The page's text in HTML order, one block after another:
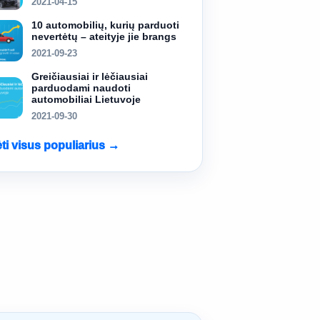
10 automobilių, kurių parduoti
nevertėtų – ateityje jie brangs
2021-09-23
Greičiausiai ir lėčiausiai
parduodami naudoti
automobiliai Lietuvoje
2021-09-30
visus populiarius →